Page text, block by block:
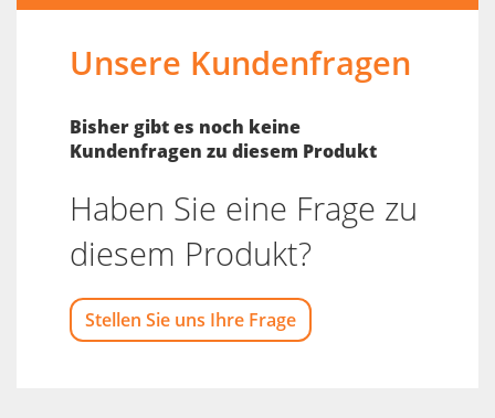
Unsere Kundenfragen
Bisher gibt es noch keine
Kundenfragen zu diesem Produkt
Haben Sie eine Frage zu
diesem Produkt?
Stellen Sie uns Ihre Frage